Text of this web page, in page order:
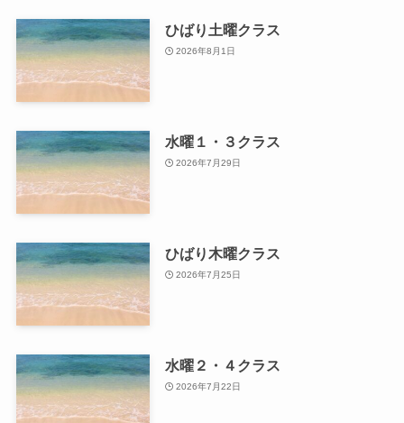
ひばり土曜クラス
2026年8月1日
水曜１・３クラス
2026年7月29日
ひばり木曜クラス
2026年7月25日
水曜２・４クラス
2026年7月22日